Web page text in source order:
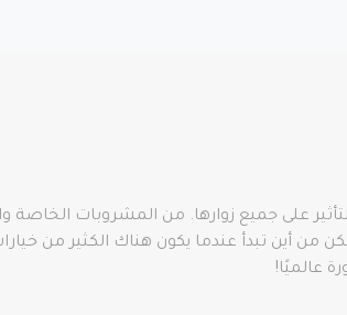
على جميع زوارها. من المشروبات الخاصة
أين تبدأ عندما يكون هناك الكثير من
عالميًا!